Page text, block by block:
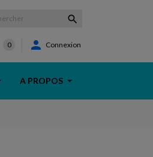

0  Connexion
A PROPOS